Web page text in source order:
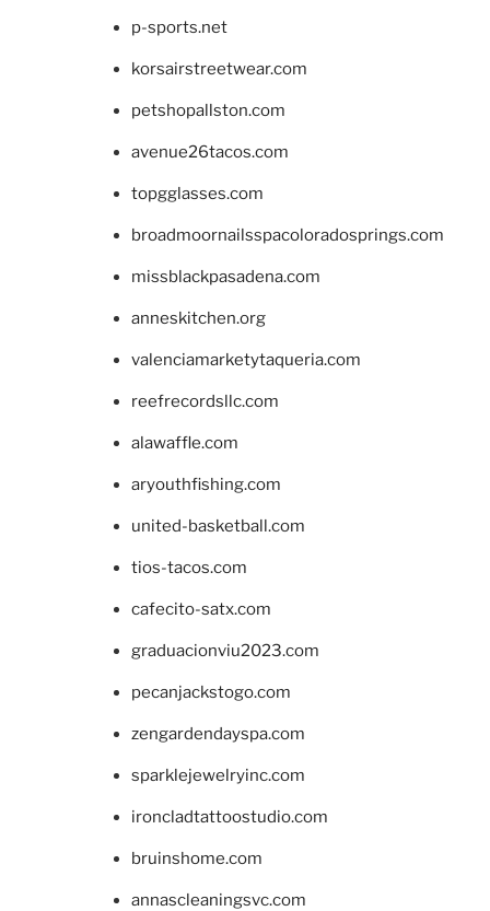
p-sports.net
korsairstreetwear.com
petshopallston.com
avenue26tacos.com
topgglasses.com
broadmoornailsspacoloradosprings.com
missblackpasadena.com
anneskitchen.org
valenciamarketytaqueria.com
reefrecordsllc.com
alawaffle.com
aryouthfishing.com
united-basketball.com
tios-tacos.com
cafecito-satx.com
graduacionviu2023.com
pecanjackstogo.com
zengardendayspa.com
sparklejewelryinc.com
ironcladtattoostudio.com
bruinshome.com
annascleaningsvc.com